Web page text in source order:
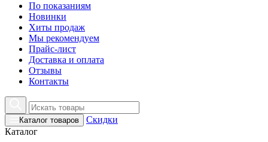
По показаниям
Новинки
Хиты продаж
Мы рекомендуем
Прайс-лист
Доставка и оплата
Отзывы
Контакты
Каталог товаров
Скидки
Каталог